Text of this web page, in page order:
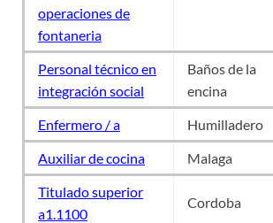
operaciones de
fontaneria
Personal técnico en
integración social
Baños de la
encina
Enfermero / a Humilladero
Auxiliar de cocina
Malaga
Titulado superior
a1.1100
Cordoba